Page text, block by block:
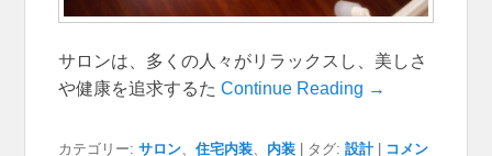
サロンは、多くの人々がリラックスし、美しさ
や健康を追求するたContinue Reading →
カテゴリー: サロン、住宅内装、 内装 タグ: 設計
コメン